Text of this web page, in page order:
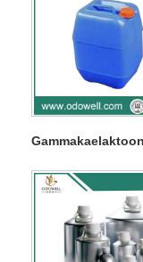
Gammakaelaktoon